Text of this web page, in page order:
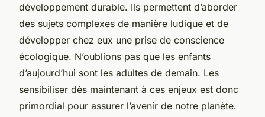
développement durable. Ils permettent d’aborder
des sujets complexes de manière ludique et de
développer chez eux une prise de conscience
écologique. N’oublions pas que les enfants
d’aujourd’hui sont les adultes de demain. Les
sensibiliser dès maintenant à ces enjeux est donc
primordial pour assurer l’avenir de notre planète.